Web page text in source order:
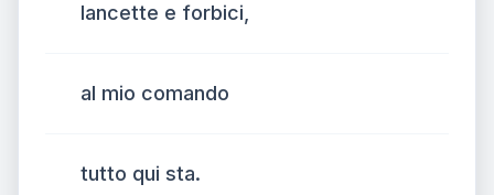
lancette e forbici,
al mio comando
tutto qui sta.